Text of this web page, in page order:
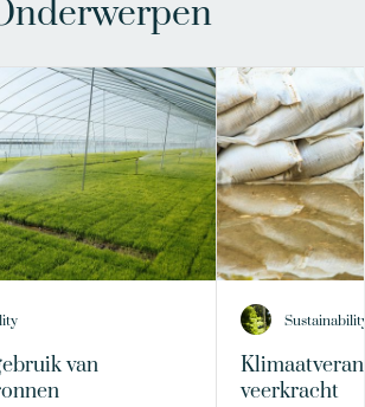
van
veerkracht